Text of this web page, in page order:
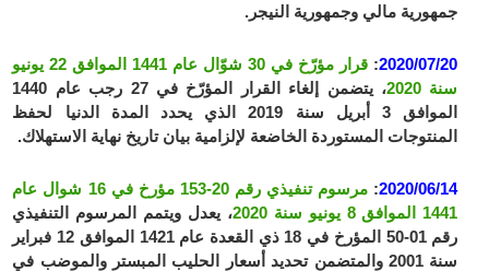
جمهورية مالي وجمهورية النيجر.
2020/07/20
:
قرار مؤرّخ في 30 شوّال عام 1441 الموافق 22 يونيو
سنة 2020
، يتضمن إلغاء القرار المؤرّخ في 27 رجب عام 1440
الموافق 3 أبريل سنة 2019 الذي يحدد المدة الدنيا لحفظ
المنتوجات المستوردة الخاضعة لإلزامية بيان تاريخ نهاية الاستهلاك.
2020/06/14
:
مرسوم تنفيذي رقم 20-153 مؤرخ في 16 شوال عام
1441 الموافق 8 يونيو سنة 2020
، يعدل ويتمم المرسوم التنفيذي
رقم 01-50 المؤرخ في 18 ذي القعدة عام 1421 الموافق 12 فبراير
سنة 2001 والمتضمن تحديد أسعار الحليب المبستر والموضب في